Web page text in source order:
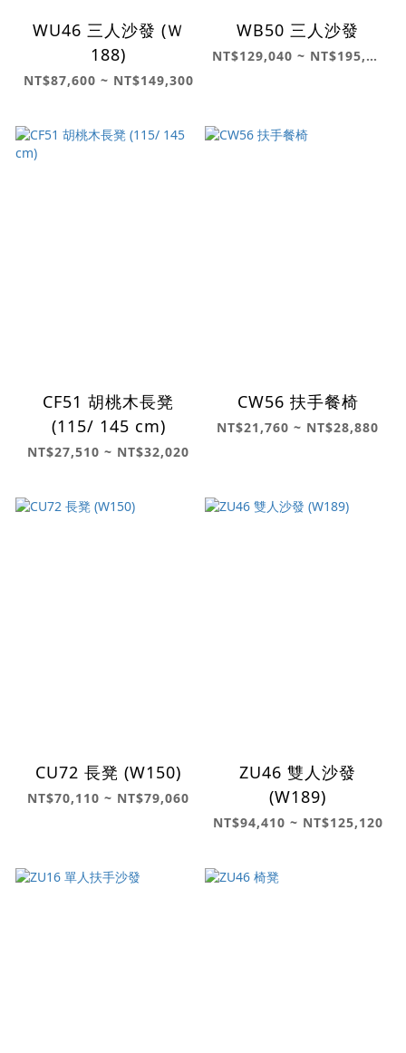
WU46 三人沙發 (Ｗ
188)
NT$87,600 ~ NT$149,300
WB50 三人沙發
NT$129,040 ~ NT$195,020
CF51 胡桃木長凳
(115/ 145 cm)
NT$27,510 ~ NT$32,020
CW56 扶手餐椅
NT$21,760 ~ NT$28,880
CU72 長凳 (W150)
NT$70,110 ~ NT$79,060
ZU46 雙人沙發
(W189)
NT$94,410 ~ NT$125,120